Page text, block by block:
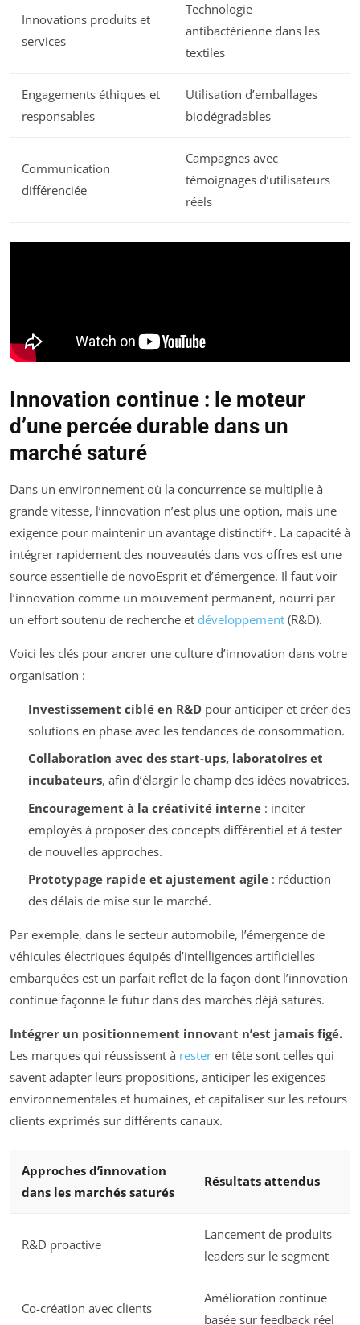
Innovations produits et
services
Technologie
antibactérienne dans les
textiles
Engagements éthiques et
responsables
Utilisation d’emballages
biodégradables
Communication
différenciée
Campagnes avec
témoignages d’utilisateurs
réels
Innovation continue : le moteur
d’une percée durable dans un
marché saturé
Dans un environnement où la concurrence se multiplie à
grande vitesse, l’innovation n’est plus une option, mais une
exigence pour maintenir un avantage distinctif+. La capacité à
intégrer rapidement des nouveautés dans vos offres est une
source essentielle de novoEsprit et d’émergence. Il faut voir
l’innovation comme un mouvement permanent, nourri par
un effort soutenu de recherche et développement (R&D).
Voici les clés pour ancrer une culture d’innovation dans votre
organisation :
Investissement ciblé en R&Dpour anticiper et créer des
solutions en phase avec les tendances de consommation.
Collaboration avec des start-ups, laboratoires et
incubateurs, afin d’élargir le champ des idées novatrices.
Encouragement à la créativité interne: inciter
employés à proposer des concepts différentiel et à tester
de nouvelles approches.
Prototypage rapide et ajustement agile: réduction
des délais de mise sur le marché.
Par exemple, dans le secteur automobile, l’émergence de
véhicules électriques équipés d’intelligences artificielles
embarquées est un parfait reflet de la façon dont l’innovation
continue façonne le futur dans des marchés déjà saturés.
Intégrer un positionnement innovant n’est jamais figé.
Les marques qui réussissent à rester en tête sont celles qui
savent adapter leurs propositions, anticiper les exigences
environnementales et humaines, et capitaliser sur les retours
clients exprimés sur différents canaux.
Approches d’innovation
dans les marchés saturés
Résultats attendus
R&D proactive
Lancement de produits
leaders sur le segment
Co-création avec clients
Amélioration continue
basée sur feedback réel